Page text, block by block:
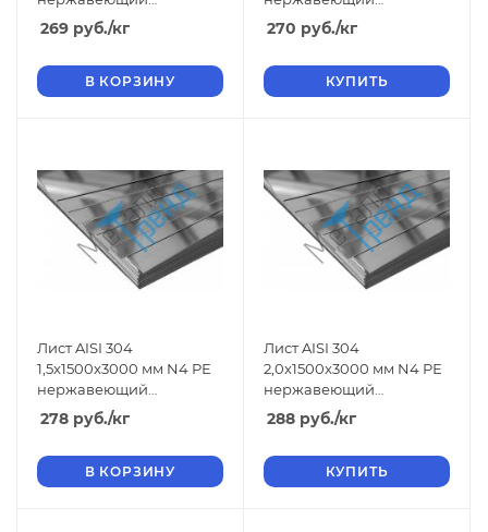
шлифованный
269 руб./кг
В КОРЗИНУ
шлифованный
270 руб./кг
КУПИТЬ
Лист AISI 304
1,5x1500x3000 мм N4 РЕ
нержавеющий
шлифованный
278 руб./кг
В КОРЗИНУ
Лист AISI 304
2,0x1500x3000 мм N4 РЕ
нержавеющий
шлифованный
288 руб./кг
КУПИТЬ